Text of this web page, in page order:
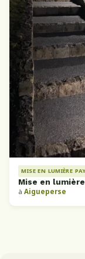
MISE EN LUMIÈRE
Mise en
à Aigueperse